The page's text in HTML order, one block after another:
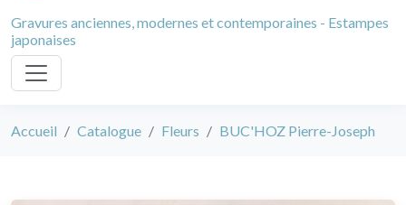
Gravures anciennes, modernes et contemporaines - Estampes
japonaises
Accueil Catalogue Fleurs BUC'HOZ Pierre-Joseph